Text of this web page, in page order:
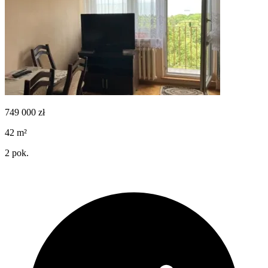
749 000 zł
42 m²
2 pok.